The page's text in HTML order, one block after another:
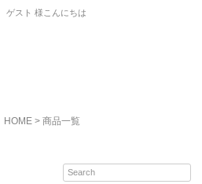
ゲスト 様こんにちは
HOME 商品一覧